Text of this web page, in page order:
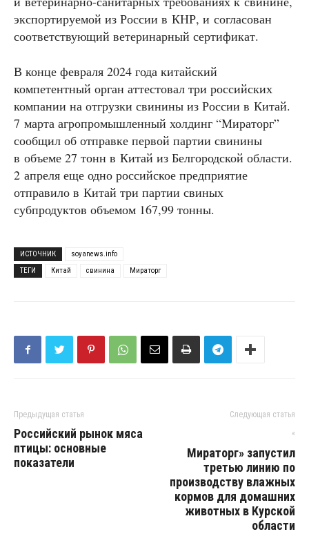
экспортируемой из России в КНР, и согласован
соответствующий ветеринарный сертификат.
В конце февраля 2024 года китайский
компетентный орган аттестовал три российских
компании на отгрузки свинины из России в Китай.
7 марта агропромышленный холдинг “Мираторг”
сообщил об отправке первой партии свинины
в объеме 27 тонн в Китай из Белгородской области.
2 апреля еще одно российское предприятие
отправило в Китай три партии свиных
субпродуктов объемом 167,99 тонны.
ИСТОЧНИК
soyanews.info
ТЕГИ
Китай свинина Мираторг
Предыдущая статья
Российский рынок мяса
птицы: основные
показатели
Следующая статья
«
Мираторг» запустил
третью линию по
производству влажных
кормов для домашних
животных в Курской
области